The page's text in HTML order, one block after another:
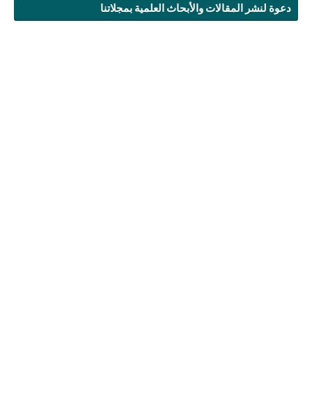
دعوة لنشر المقالات والأبحاث العلمية بمجلاتنا